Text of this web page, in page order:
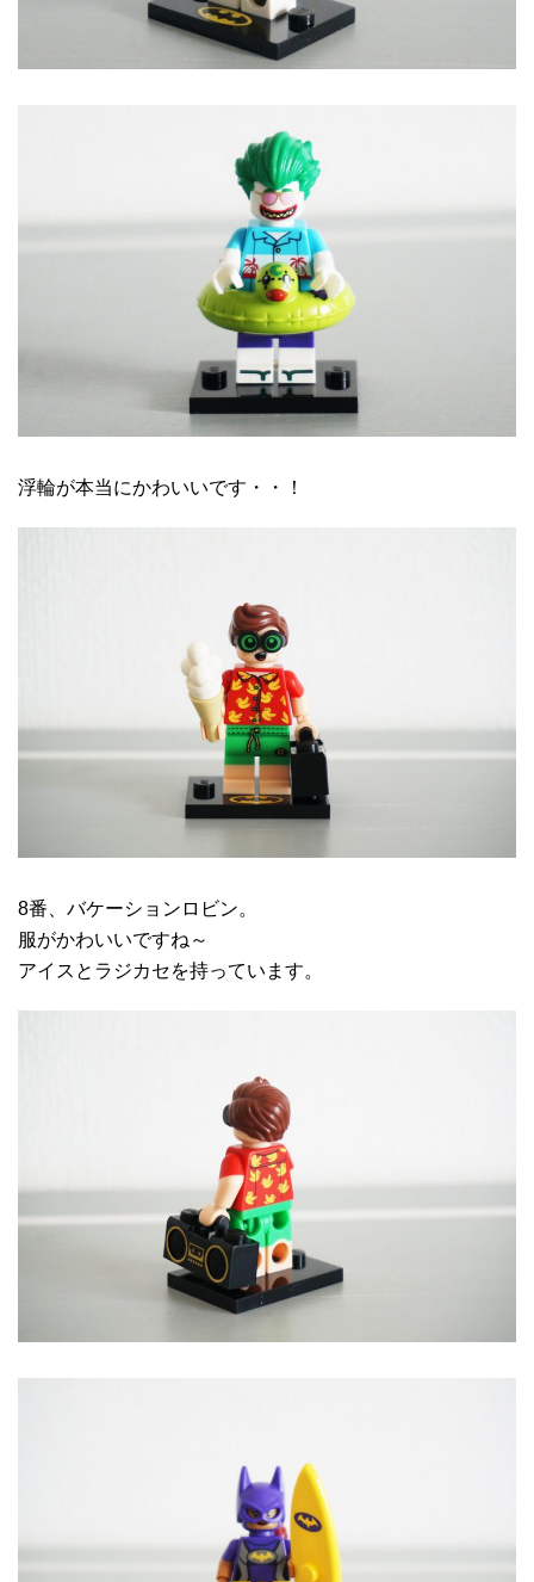
浮輪が本当にかわいいです・・！
8番、バケーションロビン。
服がかわいいですね～
アイスとラジカセを持っています。